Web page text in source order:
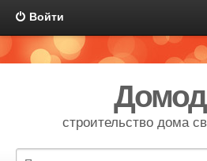
Войти
строительство дома